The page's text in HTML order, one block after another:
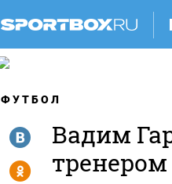
ФУТБОЛ
Вадим
R
Y